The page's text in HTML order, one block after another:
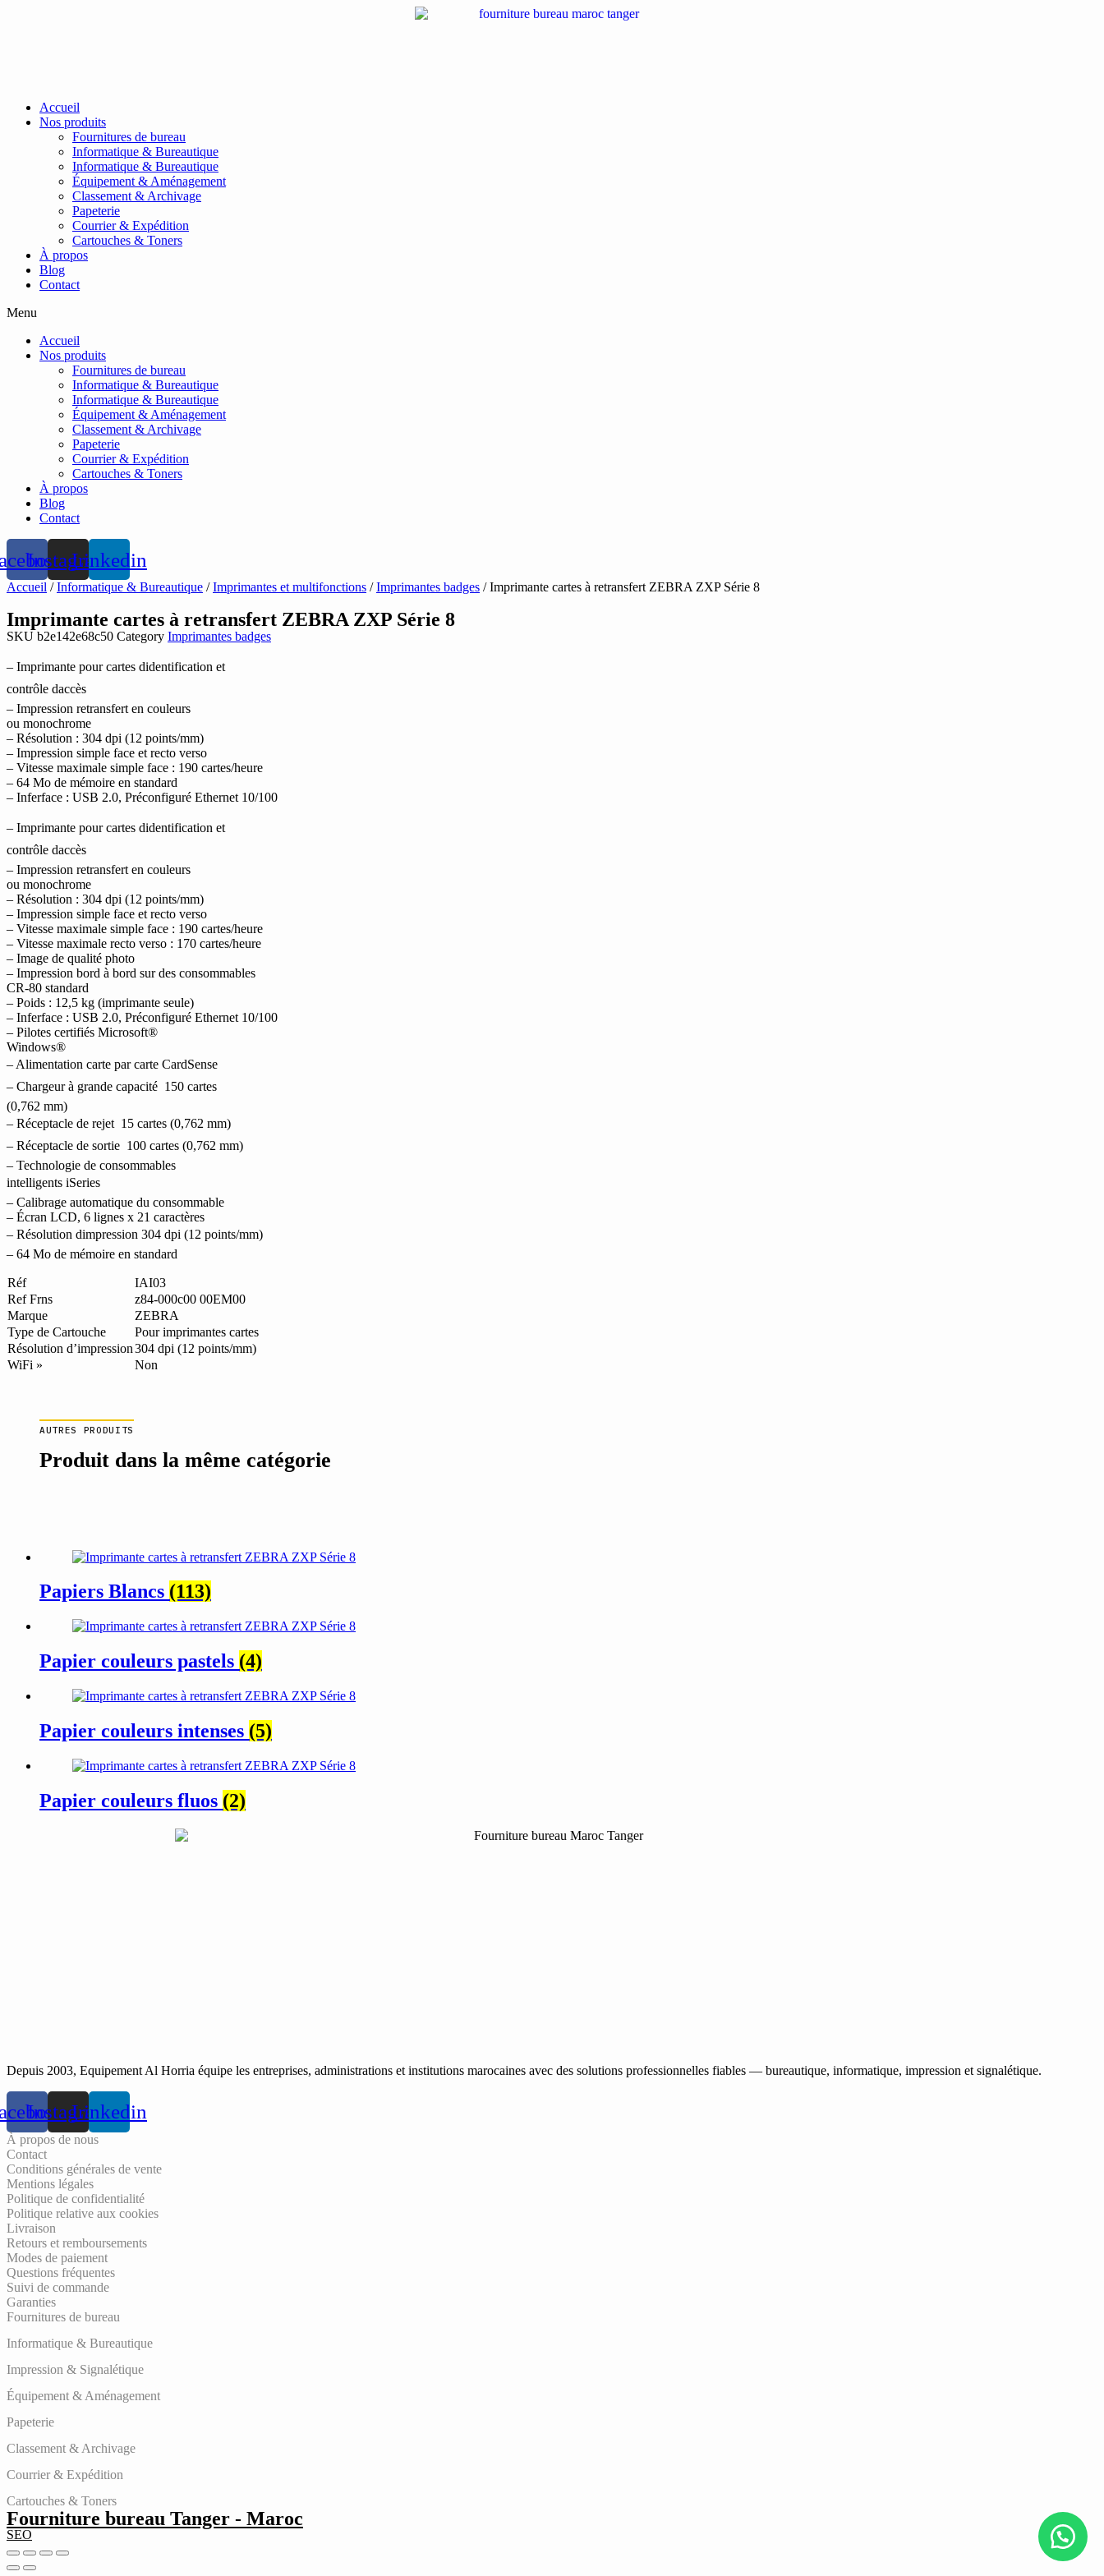
Accueil
Nos produits
Fournitures de bureau
Informatique & Bureautique
Informatique & Bureautique
Équipement & Aménagement
Classement & Archivage
Papeterie
Courrier & Expédition
Cartouches & Toners
À propos
Blog
Contact
Menu
Accueil
Nos produits
Fournitures de bureau
Informatique & Bureautique
Informatique & Bureautique
Équipement & Aménagement
Classement & Archivage
Papeterie
Courrier & Expédition
Cartouches & Toners
À propos
Blog
Contact
InstagramLinkedin
Accueil /Informatique & Bureautique /Imprimantes et multifonctions /Imprimantes badges / Imprimante cartes à retransfert ZEBRA ZXP Série 8
Imprimante cartes à retransfert ZEBRA ZXP Série 8
SKU b2e142e68c50 Category Imprimantes badges
– Imprimante pour cartes didentification et
contrôle daccès
– Impression retransfert en couleurs
ou monochrome
– Résolution : 304 dpi (12 points/mm)
– Impression simple face et recto verso
– Vitesse maximale simple face : 190 cartes/heure
– 64 Mo de mémoire en standard
– Inferface : USB 2.0, Préconfiguré Ethernet 10/100
– Imprimante pour cartes didentification et
contrôle daccès
– Impression retransfert en couleurs
ou monochrome
– Résolution : 304 dpi (12 points/mm)
– Impression simple face et recto verso
– Vitesse maximale simple face : 190 cartes/heure
– Vitesse maximale recto verso : 170 cartes/heure
– Image de qualité photo
– Impression bord à bord sur des consommables
CR-80 standard
– Poids : 12,5 kg (imprimante seule)
– Inferface : USB 2.0, Préconfiguré Ethernet 10/100
– Pilotes certifiés Microsoft®
Windows®
– Alimentation carte par carte CardSense
– Chargeur à grande capacité  150 cartes
(0,762 mm)
– Réceptacle de rejet  15 cartes (0,762 mm)
– Réceptacle de sortie  100 cartes (0,762 mm)
– Technologie de consommables
intelligents iSeries
– Calibrage automatique du consommable
– Écran LCD, 6 lignes x 21 caractères
– Résolution dimpression 304 dpi (12 points/mm)
– 64 Mo de mémoire en standard
Réf
IAI03
Ref Frns
z84-000c00 00EM00
Marque
ZEBRA
Type de Cartouche
Pour imprimantes cartes
Résolution d’impression304 dpi (12 points/mm)
WiFi »
Non
AUTRES PRODUITS
Produit dans la même catégorie
Papiers Blancs (113)
Papier couleurs pastels (4)
Papier couleurs intenses (5)
Papier couleurs fluos (2)
Depuis 2003, Equipement Al Horria équipe les entreprises, administrations et institutions marocaines avec des solutions professionnelles fiables — bureautique, informatique, impression et signalétique.
InstagramLinkedin
À propos de nous
Contact
Conditions générales de vente
Mentions légales
Politique de confidentialité
Politique relative aux cookies
Livraison
Retours et remboursements
Modes de paiement
Questions fréquentes
Suivi de commande
Garanties
Fournitures de bureau
Informatique & Bureautique
Impression & Signalétique
Équipement & Aménagement
Papeterie
Classement & Archivage
Courrier & Expédition
Cartouches & Toners
Fourniture bureau Tanger - Maroc
SEO